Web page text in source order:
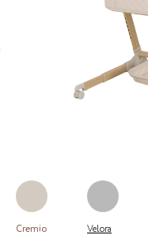
Cremio
Velora